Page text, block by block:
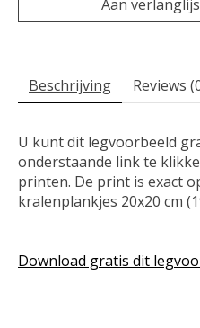
Aan
Beschrijving Reviews
U kunt dit legvoorbeeld
onderstaande link te
printen. De print is exact
kralenplankjes 20x20 cm
Download gratis dit